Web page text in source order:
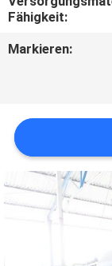
MIT
IN
FORDERN
SIE EIN
Fähigkeit:
Markieren: